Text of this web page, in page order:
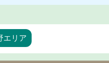
エリア